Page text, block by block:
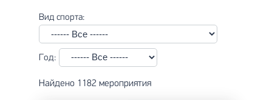
Вид спорта:
Год:
Найдено 1182 мероприятия